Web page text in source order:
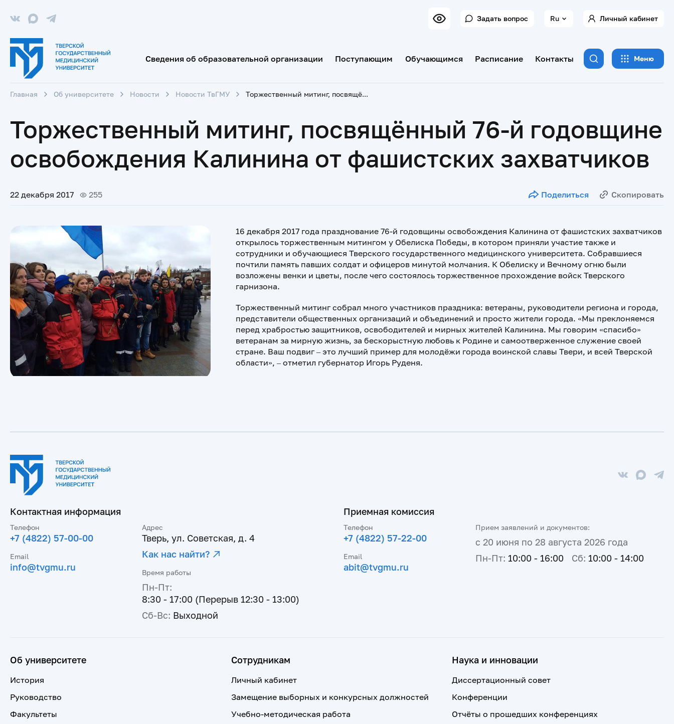
Задать вопрос Ru Личный кабинет
Сведения об образовательной организации Поступающим Обучающимся Расписание Контакты Меню
Главная Об университете Новости Новости ТвГМУ Торжественный митинг, посвящённый 76-й годовщине освобождения Калинина от фашистских захватчиков
Торжественный митинг, посвящённый 76-й годовщине
освобождения Калинина от фашистских захватчиков
22 декабря 2017 255 Поделиться Скопировать
16 декабря 2017 года празднование 76-й годовщины освобождения Калинина от фашистских захватчиков
открылось торжественным митингом у Обелиска Победы, в котором приняли участие также и
сотрудники и обучающиеся Тверского государственного медицинского университета. Собравшиеся
почтили память павших солдат и офицеров минутой молчания. К Обелиску и Вечному огню были
возложены венки и цветы, после чего состоялось торжественное прохождение войск Тверского
гарнизона.
Торжественный митинг собрал много участников праздника: ветераны, руководители региона и города,
представители общественных организаций и объединений и просто жители города. «Мы преклоняемся
перед храбростью защитников, освободителей и мирных жителей Калинина. Мы говорим «спасибо»
ветеранам за мирную жизнь, за бескорыстную любовь к Родине и самоотверженное служение своей
стране. Ваш подвиг – это лучший пример для молодёжи города воинской славы Твери, и всей Тверской
области», – отметил губернатор Игорь Руденя.
Контактная информация
Телефон
+7 (4822) 57-00-00
Email
info@tvgmu.ru
Адрес
Тверь, ул. Советская, д. 4
Как нас найти?
Время работы
Пн-Пт:
8:30 - 17:00 (Перерыв 12:30 - 13:00)
Сб-Вс: Выходной
Приемная комиссия
Телефон
+7 (4822) 57-22-00
Email
abit@tvgmu.ru
Прием заявлений и документов:
с 20 июня по 28 августа 2026 года
Пн-Пт: 10:00 - 16:00 Сб: 10:00 - 14:00
Об университете
История
Руководство
Факультеты
Сотрудникам
Личный кабинет
Замещение выборных и конкурсных должностей
Учебно-методическая работа
Наука и инновации
Диссертационный совет
Конференции
Отчёты о прошедших конференциях